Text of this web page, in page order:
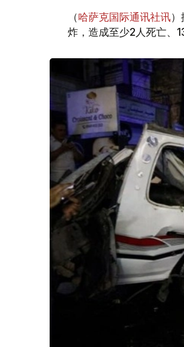
（哈萨克国际通讯社讯
炸，造成至少2人死亡、